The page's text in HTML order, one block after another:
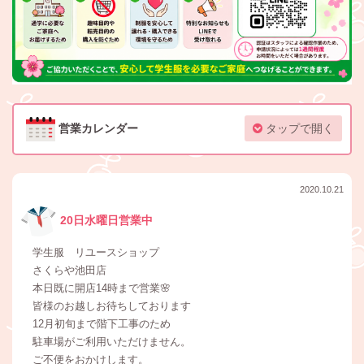
営業カレンダー タップで開く
2020.10.21
20日水曜日営業中
学生服 リユースショップ
さくらや池田店
本日既に開店14時まで営業🌸
皆様のお越しお待ちしております
12月初旬まで階下工事のため
駐車場がご利用いただけません。
ご不便をおかけします。